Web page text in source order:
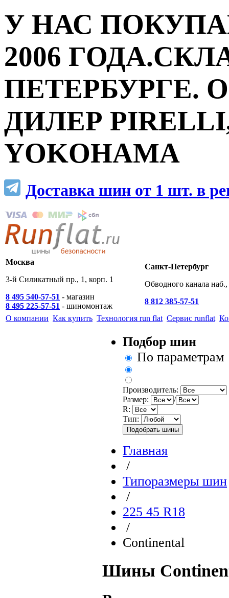
У НАС
2006
ПЕТЕРБУРГЕ.
ДИЛЕР
YOKOHAMA
Доставка шин от 1 шт. в
Москва
3-й Силикатный пр., 1, корп. 1
8 495 540-57-51 - магазин
8 495 225-57-51 - шиномонтаж
Санкт-Петербург
Обводного канала
8 812 385-57-51
О компании Как купить Технология run flat Сервис runflat
Подбор шин
По параметрам
Производитель:
Размер:
/
R:
Тип:
Главная
/
Типоразмеры шин
/
225 45 R18
/
Continental
Шины